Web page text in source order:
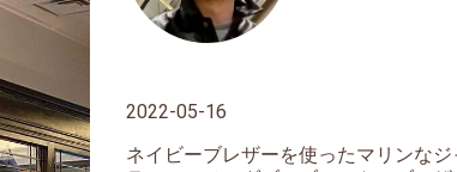
2022-05-16
ネイビーブレザーを使ったマリンなジ